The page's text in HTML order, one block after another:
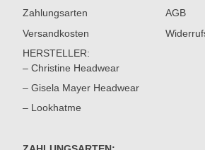
Zahlungsarten
Versandkosten
HERSTELLER:
– Christine Headwear
– Gisela Mayer Headwear
– Lookhatme
AGB